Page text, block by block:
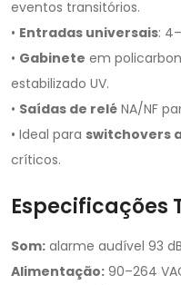
eventos transitórios.
• Entradas universais:
• Gabinete em
estabilizado UV.
• Saídas de relé NA/NF
• Ideal para switchovers
críticos.
Especificações
Som: alarme audível 93 dB
Alimentação: 90–264